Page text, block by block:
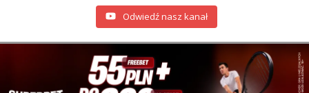
Odwiedź nasz kanał